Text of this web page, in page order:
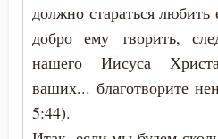
должно стараться
добро ему творить,
нашего Иисуса
ваших... благотворите
5:44).